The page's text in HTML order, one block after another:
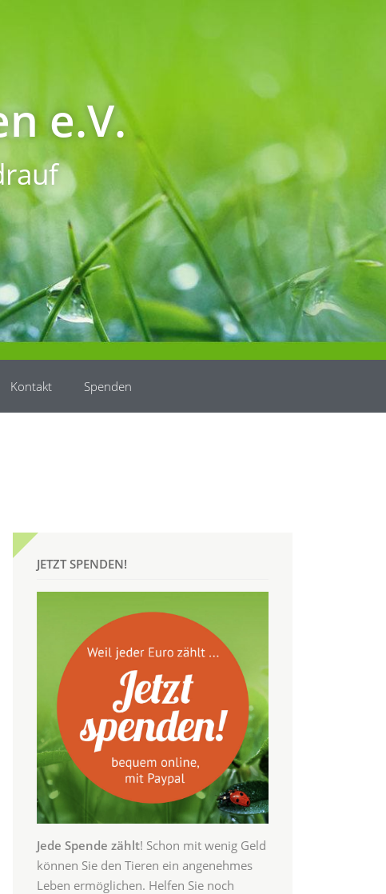
e.V.
Kontakt Spenden
JETZT SPENDEN!
Jede Spende zählt! Schon mit wenig Geld
können Sie den Tieren ein angenehmes
Leben ermöglichen. Helfen Sie noch